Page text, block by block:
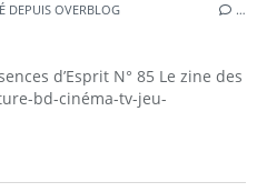
DEPUIS OVERBLOG …
d’Esprit N° 85 Le zine des
bd-cinéma-tv-jeu-